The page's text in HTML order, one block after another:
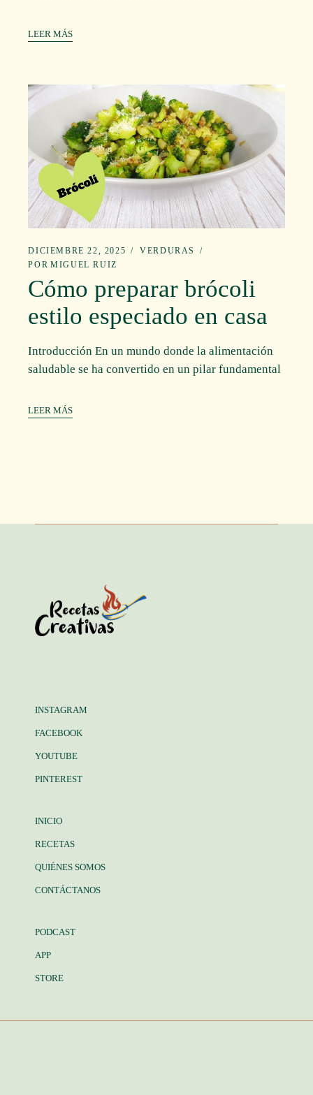
LEER MÁS
DICIEMBRE 22, 2025
VERDURAS
POR MIGUEL RUIZ
Cómo preparar brócoli
estilo especiado en casa
Introducción En un mundo donde la alimentación
saludable se ha convertido en un pilar fundamental
LEER MÁS
INSTAGRAM
FACEBOOK
YOUTUBE
PINTEREST
INICIO
RECETAS
QUIÉNES SOMOS
CONTÁCTANOS
PODCAST
APP
STORE